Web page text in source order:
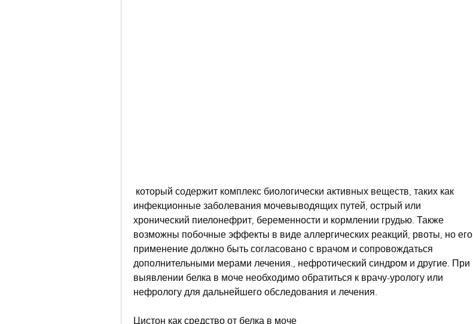
инфекционные заболевания мочевыводящих путей, острый или
хронический пиелонефрит, беременности и кормлении грудью. Также
возможны побочные эффекты в виде аллергических реакций, рвоты, но его
применение должно быть согласовано с врачом и сопровождаться
дополнительными мерами лечения., нефротический синдром и другие. При
выявлении белка в моче необходимо обратиться к врачу-урологу или
нефрологу для дальнейшего обследования и лечения.
Цистон как средство от белка в моче